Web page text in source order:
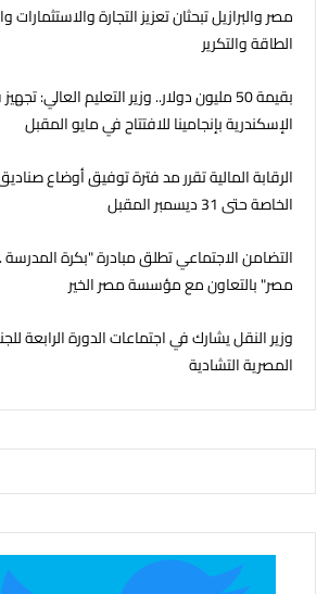
مصر والبرازيل تبحثان تعزيز التجارة والاستثمارات
الطاقة والتكرير
بقيمة 50 مليون دولار.. وزير التعليم العالي:
الإسكندرية بإنجامينا للافتتاح في مايو المقبل
الرقابة المالية تقرر مد فترة توفيق أوضاع
الخاصة حتى 31 ديسمبر المقبل
التضامن الاجتماعي تطلق مبادرة "بكرة المدرسة
مصر" بالتعاون مع مؤسسة مصر الخير
وزير النقل يشارك في اجتماعات الدورة الرابعة
المصرية التشادية